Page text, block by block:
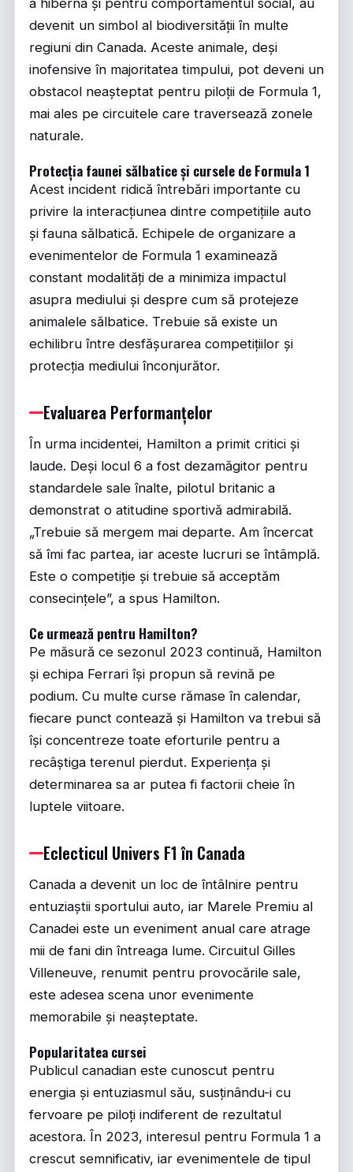
a hiberna și pentru comportamentul social, au
devenit un simbol al biodiversității în multe
regiuni din Canada. Aceste animale, deși
inofensive în majoritatea timpului, pot deveni un
obstacol neașteptat pentru piloții de Formula 1,
mai ales pe circuitele care traversează zonele
naturale.
Protecția faunei sălbatice și cursele de Formula 1
Acest incident ridică întrebări importante cu
privire la interacțiunea dintre competițiile auto
și fauna sălbatică. Echipele de organizare a
evenimentelor de Formula 1 examinează
constant modalități de a minimiza impactul
asupra mediului și despre cum să protejeze
animalele sălbatice. Trebuie să existe un
echilibru între desfășurarea competițiilor și
protecția mediului înconjurător.
Evaluarea Performanțelor
În urma incidentei, Hamilton a primit critici și
laude. Deși locul 6 a fost dezamăgitor pentru
standardele sale înalte, pilotul britanic a
demonstrat o atitudine sportivă admirabilă.
„Trebuie să mergem mai departe. Am încercat
să îmi fac partea, iar aceste lucruri se întâmplă.
Este o competiție și trebuie să acceptăm
consecințele”, a spus Hamilton.
Ce urmează pentru Hamilton?
Pe măsură ce sezonul 2023 continuă, Hamilton
și echipa Ferrari își propun să revină pe
podium. Cu multe curse rămase în calendar,
fiecare punct contează și Hamilton va trebui să
își concentreze toate eforturile pentru a
recâștiga terenul pierdut. Experiența și
determinarea sa ar putea fi factorii cheie în
luptele viitoare.
Eclecticul Univers F1 în Canada
Canada a devenit un loc de întâlnire pentru
entuziaștii sportului auto, iar Marele Premiu al
Canadei este un eveniment anual care atrage
mii de fani din întreaga lume. Circuitul Gilles
Villeneuve, renumit pentru provocările sale,
este adesea scena unor evenimente
memorabile și neașteptate.
Popularitatea cursei
Publicul canadian este cunoscut pentru
energia și entuziasmul său, susținându-i cu
fervoare pe piloți indiferent de rezultatul
acestora. În 2023, interesul pentru Formula 1 a
crescut semnificativ, iar evenimentele de tipul